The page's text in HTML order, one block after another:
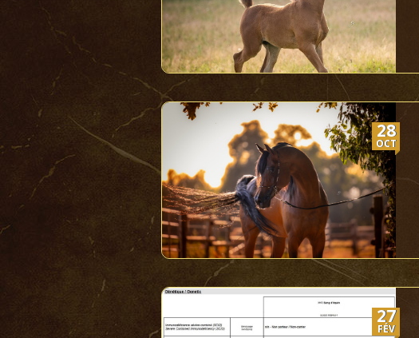
28
OCT
27
FÉV